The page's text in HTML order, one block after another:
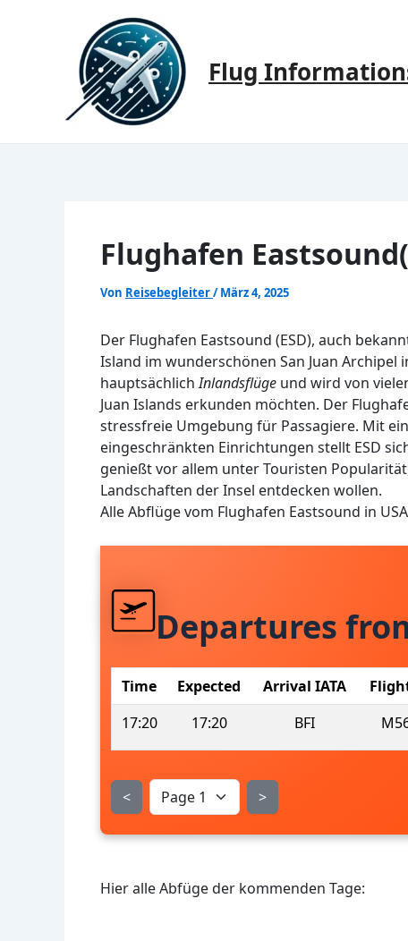
Flug
Flughafen
Von Reisebegleiter/März 4, 2025
Der Flughafen Eastsound (ESD), auch
Island im wunderschönen San Juan
hauptsächlichInlandsflüge und wird von
Juan Islands erkunden möchten. Der
stressfreie Umgebung für Passagiere. Mit
eingeschränkten Einrichtungen stellt ESD
genießt vor allem unter Touristen
Landschaften der Insel entdecken wollen.
Alle Abflüge vom Flughafen Eastsound in
Departures
Time Expected Arrival IATA
17:20
17:20 BFI
< >
Hier alle Abfüge der kommenden Tage: